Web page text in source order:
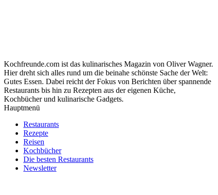
Kochfreunde.com ist das kulinarisches Magazin von Oliver Wagner.
Hier dreht sich alles rund um die beinahe schönste Sache der Welt:
Gutes Essen. Dabei reicht der Fokus von Berichten über spannende
Restaurants bis hin zu Rezepten aus der eigenen Küche,
Kochbücher und kulinarische Gadgets.
Hauptmenü
Restaurants
Rezepte
Reisen
Kochbücher
Die besten Restaurants
Newsletter